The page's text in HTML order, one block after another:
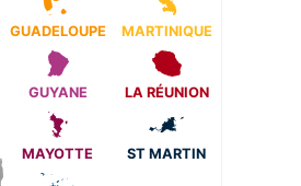
GUADELOUPE MARTINIQUE
GUYANE LA RÉUNION
MAYOTTE ST MARTIN